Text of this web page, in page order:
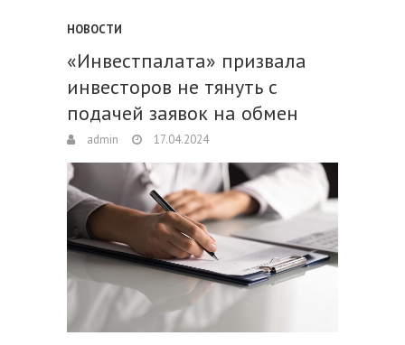
НОВОСТИ
«Инвестпалата» призвала
инвесторов не тянуть с
подачей заявок на обмен
admin 17.04.2024